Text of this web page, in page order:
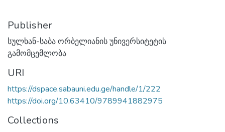
Publisher
სულხან-საბა ორბელიანის უნივერსიტეტის
გამომცემლობა
URI
https://dspace.sabauni.edu.ge/handle/1/222
https://doi.org/10.63410/9789941882975
Collections